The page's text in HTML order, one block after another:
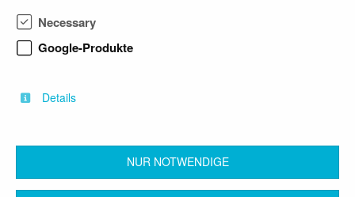
Mitarbeitenden entwickeln wir innovative
Landmaschinen und Technologien. Jeden Tag
Maschinen weiter zu optimieren.
back
Necessary
Google-Produkte
Details
NUR NOTWENDIGE